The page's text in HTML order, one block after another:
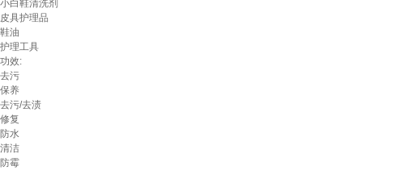
小白鞋清洗剂
皮具护理品
鞋油
护理工具
功效:
去污
保养
去污/去渍
修复
防水
清洁
防霉